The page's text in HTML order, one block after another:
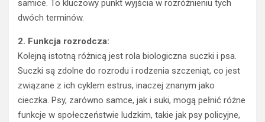
samice. To kluczowy punkt wyjścia w rozróżnieniu tych
dwóch terminów.
2. Funkcja rozrodcza:
Kolejną istotną różnicą jest rola biologiczna suczki i psa.
Suczki są zdolne do rozrodu i rodzenia szczeniąt, co jest
związane z ich cyklem estrus, inaczej znanym jako
cieczka. Psy, zarówno samce, jak i suki, mogą pełnić różne
funkcje w społeczeństwie ludzkim, takie jak psy policyjne,